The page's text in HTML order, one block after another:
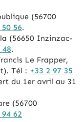
(56700
56.
(56650 Inzinzac-
48.
Le Frapper,
Tél : +33 2 97 35
du 1er avril au 31
(56700
62